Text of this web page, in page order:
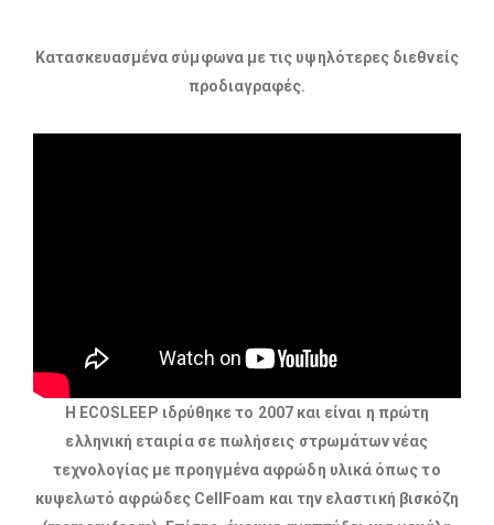
Κατασκευασμένα σύμφωνα με τις υψηλότερες διεθνείς
προδιαγραφές​.
Η ΕCOSLEEP ιδρύθηκε το 2007 και είναι η πρώτη
ελληνική εταιρία σε πωλήσεις στρωμάτων νέας
τεχνολογίας με προηγμένα αφρώδη υλικά όπως το
κυψελωτό αφρώδες CellFoam και την ελαστική βισκόζη